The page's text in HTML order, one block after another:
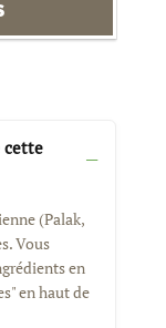
cette
(Palak,
Vous
en
en haut de